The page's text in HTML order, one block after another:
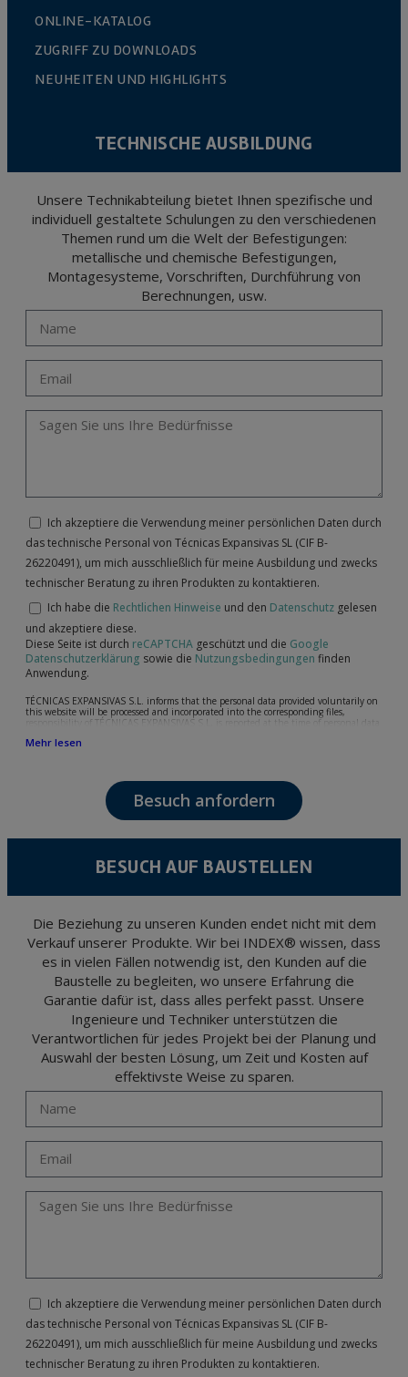
ONLINE-KATALOG
ZUGRIFF ZU DOWNLOADS
NEUHEITEN UND HIGHLIGHTS
TECHNISCHE AUSBILDUNG
Unsere Technikabteilung bietet Ihnen spezifische und
individuell gestaltete Schulungen zu den verschiedenen
Themen rund um die Welt der Befestigungen:
metallische und chemische Befestigungen,
Montagesysteme, Vorschriften, Durchführung von
Berechnungen, usw.
Ich akzeptiere die Verwendung meiner persönlichen Daten durch
das technische Personal von Técnicas Expansivas SL (CIF B-
26220491), um mich ausschließlich für meine Ausbildung und zwecks
technischer Beratung zu ihren Produkten zu kontaktieren.
Ich habe die Rechtlichen Hinweise und den Datenschutz gelesen
und akzeptiere diese.
Diese Seite ist durch reCAPTCHA geschützt und die Google
Datenschutzerklärung sowie die Nutzungsbedingungen finden
Anwendung.
TÉCNICAS EXPANSIVAS S.L. informs that the personal data provided voluntarily on
this website will be processed and incorporated into the corresponding files,
responsibility of TÉCNICAS EXPANSIVAS S.L, is reported at the time of personal data
following: attention to your referred request, complaint or question, established
The data in our files are strictly confidential and shall be treated with the utmost
confidentiality and shall comply with all the requirements provided for the General
Data Protection Regulation (GDPR) 2016.
According to Data Protection legislation, you are strongly advised not to send high-
encrypted. Should these details be sent, it is done so under your sole responsibility.
and opposition under the provisions of the General Data Protection Regulation
Portalada II | c/ Segador 13, 26006 | Logroño (La Rioja).
Mehr lesen
Besuch anfordern
BESUCH AUF BAUSTELLEN
Die Beziehung zu unseren Kunden endet nicht mit dem
Verkauf unserer Produkte. Wir bei INDEX® wissen, dass
es in vielen Fällen notwendig ist, den Kunden auf die
Baustelle zu begleiten, wo unsere Erfahrung die
Garantie dafür ist, dass alles perfekt passt. Unsere
Ingenieure und Techniker unterstützen die
Verantwortlichen für jedes Projekt bei der Planung und
Auswahl der besten Lösung, um Zeit und Kosten auf
effektivste Weise zu sparen.
Ich akzeptiere die Verwendung meiner persönlichen Daten durch
das technische Personal von Técnicas Expansivas SL (CIF B-
26220491), um mich ausschließlich für meine Ausbildung und zwecks
technischer Beratung zu ihren Produkten zu kontaktieren.